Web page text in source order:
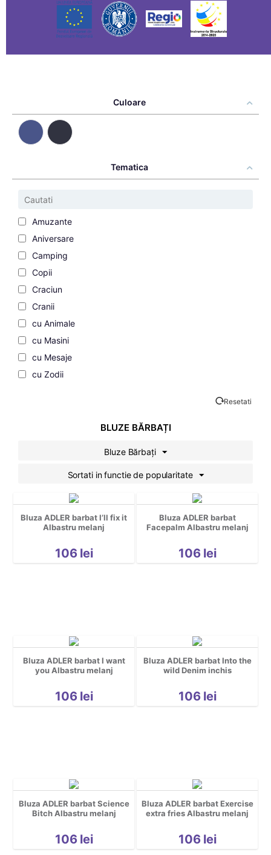
Culoare
Tematica
Amuzante
Aniversare
Camping
Copii
Craciun
Cranii
cu Animale
cu Masini
cu Mesaje
cu Zodii
Filme si Seriale
Geek
Gravide
pentru copii
Personaje
Pescuit
Romanesti
Sala
Sarbatori
Sport
Resetati
BLUZE BĂRBAȚI
Bluze Bărbați
Sortati in functie de popularitate
Bluza ADLER barbat I’ll fix it
Albastru melanj
106 lei
Bluza ADLER barbat
Facepalm Albastru melanj
106 lei
Bluza ADLER barbat I want
you Albastru melanj
106 lei
Bluza ADLER barbat Into the
wild Denim inchis
106 lei
Bluza ADLER barbat Science
Bitch Albastru melanj
106 lei
Bluza ADLER barbat Exercise
extra fries Albastru melanj
106 lei